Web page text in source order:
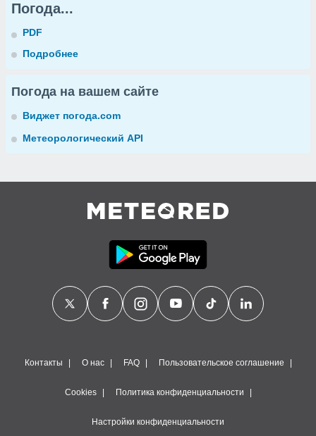
Погода...
PDF
Подробнее
Погода на вашем сайте
Виджет погода.com
Метеорологический API
Контакты О нас FAQ Пользовательское соглашение
Cookies Политика конфиденциальности
Настройки конфиденциальности